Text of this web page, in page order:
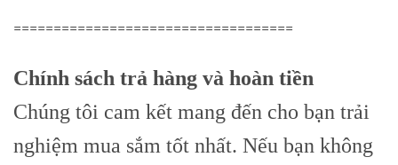
===================================
Chính sách trả hàng và hoàn tiền
Chúng tôi cam kết mang đến cho bạn trải
nghiệm mua sắm tốt nhất. Nếu bạn không